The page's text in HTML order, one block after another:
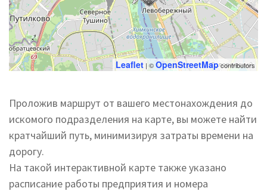
Leaflet | ©OpenStreetMapcontributors
Проложив маршрут от вашего местонахождения до
искомого подразделения на карте, вы можете найти
кратчайший путь, минимизируя затраты времени на
дорогу.
На такой интерактивной карте также указано
расписание работы предприятия и номера